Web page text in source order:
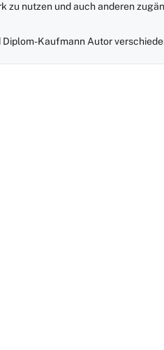
zu nutzen und auch anderen
Kaufmann Autor